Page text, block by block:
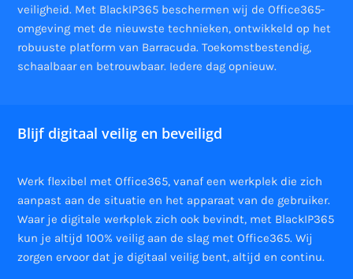
veiligheid. Met BlackIP365 beschermen wij de Office365-
omgeving met de nieuwste technieken, ontwikkeld op het
robuuste platform van Barracuda. Toekomstbestendig,
schaalbaar en betrouwbaar. Iedere dag opnieuw.
Blijf digitaal veilig en beveiligd
Werk flexibel met Office365, vanaf een werkplek die zich
aanpast aan de situatie en het apparaat van de gebruiker.
Waar je digitale werkplek zich ook bevindt, met BlackIP365
kun je altijd 100% veilig aan de slag met Office365. Wij
zorgen ervoor dat je digitaal veilig bent, altijd en continu.